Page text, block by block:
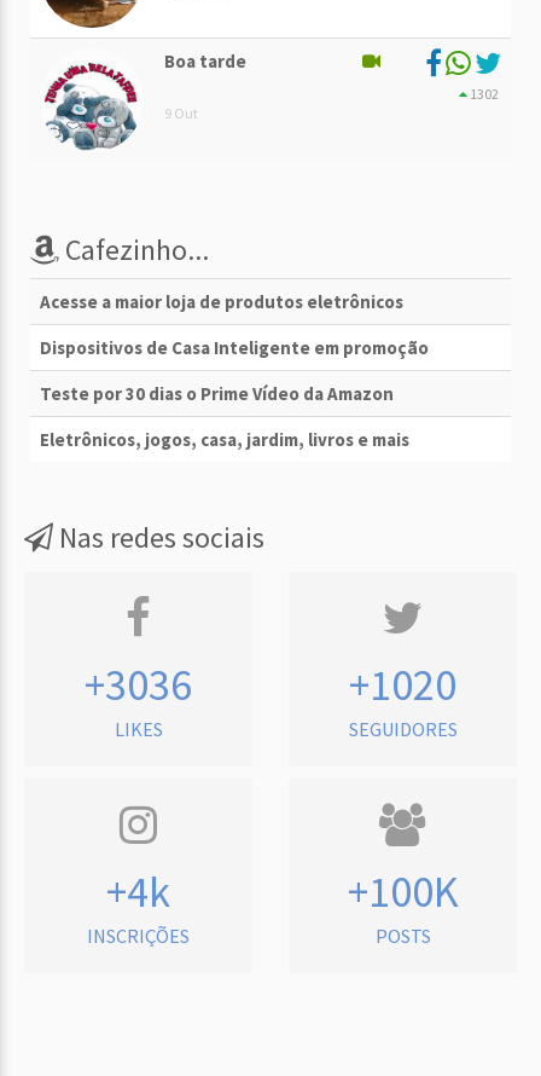
Boa tarde
9 Out
1302
Cafezinho...
Acesse a maior loja de produtos eletrônicos
Dispositivos de Casa Inteligente em promoção
Teste por 30 dias o Prime Vídeo da Amazon
Eletrônicos, jogos, casa, jardim, livros e mais
Nas redes sociais
+3036
LIKES
+1020
SEGUIDORES
+4k
INSCRIÇÕES
+100K
POSTS